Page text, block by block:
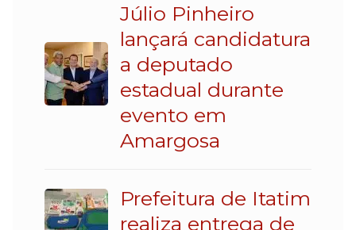
Júlio Pinheiro
lançará candidatura
a deputado
estadual durante
evento em
Amargosa
Prefeitura de Itatim
realiza entrega de